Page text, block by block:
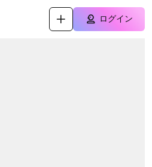
ログイン